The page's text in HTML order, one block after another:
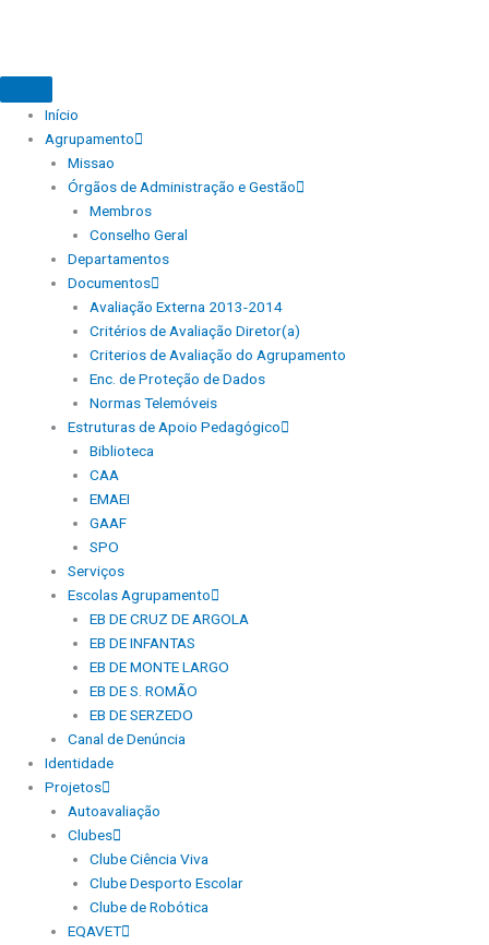
Início
Agrupamento
Missao
Órgãos de Administração e Gestão
Membros
Conselho Geral
Departamentos
Documentos
Avaliação Externa 2013-2014
Critérios de Avaliação Diretor(a)
Criterios de Avaliação do Agrupamento
Enc. de Proteção de Dados
Normas Telemóveis
Estruturas de Apoio Pedagógico
Biblioteca
CAA
EMAEI
GAAF
SPO
Serviços
Escolas Agrupamento
EB DE CRUZ DE ARGOLA
EB DE INFANTAS
EB DE MONTE LARGO
EB DE S. ROMÃO
EB DE SERZEDO
Canal de Denúncia
Identidade
Projetos
Autoavaliação
Clubes
Clube Ciência Viva
Clube Desporto Escolar
Clube de Robótica
EQAVET